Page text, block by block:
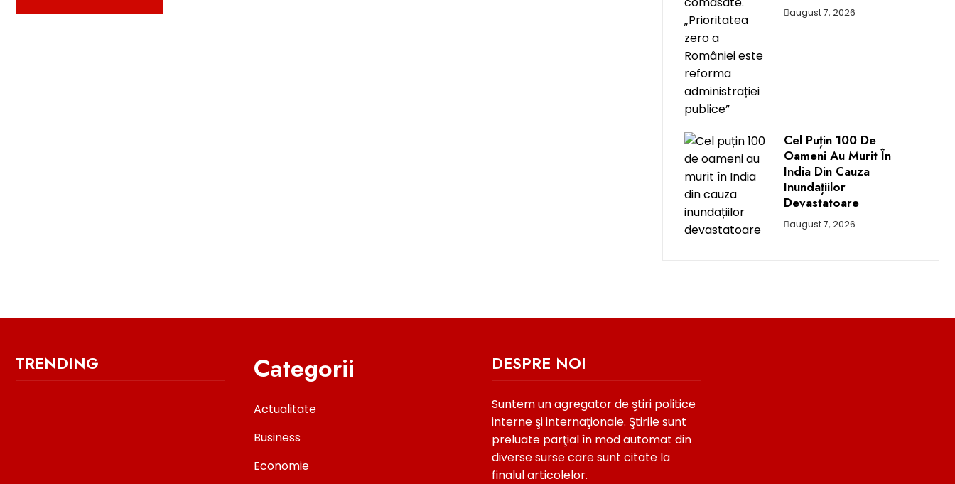
august 7, 2026
Cel Puțin 100 De
Oameni Au Murit În
India Din Cauza
Inundațiilor
Devastatoare
august 7, 2026
TRENDING Categorii
Actualitate
Business
Economie
DESPRE NOI
Suntem un agregator de ştiri politice
interne şi internaţionale. Ştirile sunt
preluate parţial în mod automat din
diverse surse care sunt citate la
finalul articolelor.